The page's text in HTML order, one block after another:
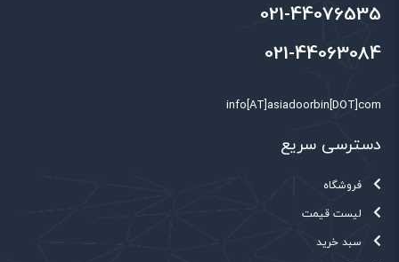
021-44076535
021-44063084
info[AT]asiadoorbin[DOT]com
دسترسی سریع
فروشگاه
لیست قیمت
سبد خرید